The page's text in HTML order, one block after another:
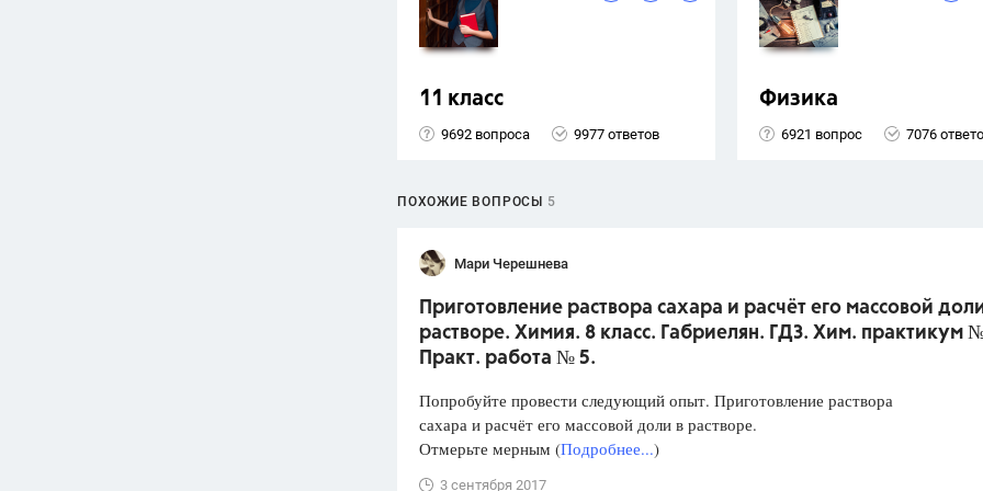
11 класс
9692 вопроса 9977 ответов
Физика
6921 вопрос 7076
ПОХОЖИЕ ВОПРОСЫ 5
Мари Черешнева
Приготовление раствора сахара и расчёт его массовой
растворе. Химия. 8 класс. Габриелян. ГДЗ. Хим. практикум
Практ. работа № 5.
Попробуйте провести следующий опыт. Приготовление раствора
сахара и расчёт его массовой доли в растворе.
Отмерьте мерным (Подробнее...)
3 сентября 2017